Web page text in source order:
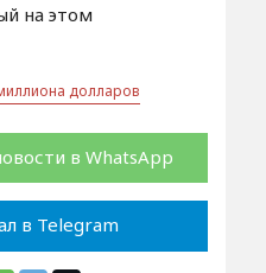
на этом
долларов
в WhatsApp
в Telegram